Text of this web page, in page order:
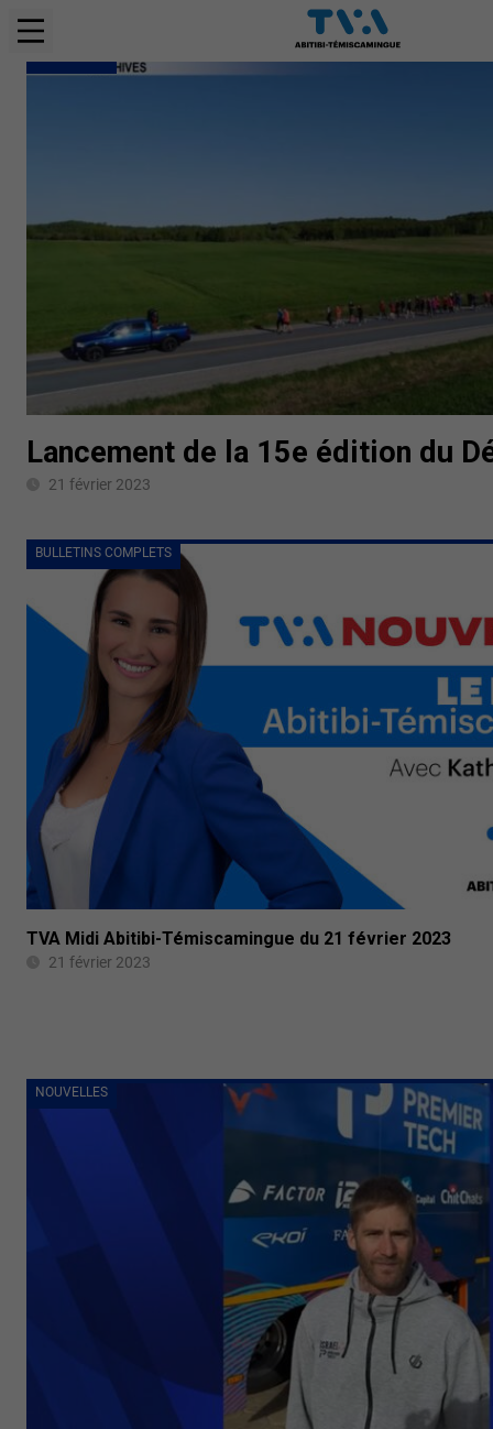
Lancement de la 15e édition du
21 février 2023
BULLETINS COMPLETS
TVA Midi Abitibi-Témiscamingue du 21 février 2023
21 février 2023
NOUVELLES